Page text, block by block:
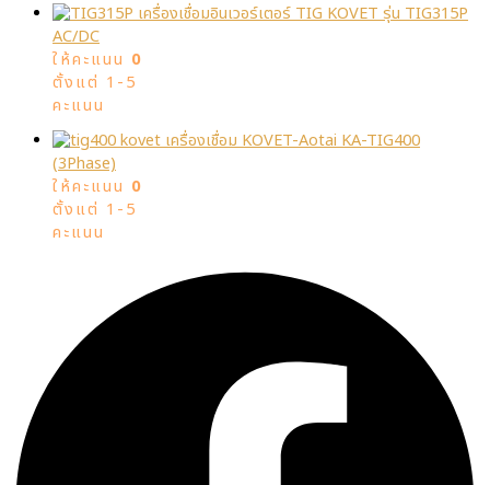
เครื่องเชื่อมอินเวอร์เตอร์ TIG KOVET รุ่น TIG315P
AC/DC
ให้คะแนน 0
ตั้งแต่ 1-5
คะแนน
เครื่องเชื่อม KOVET-Aotai KA-TIG400
(3Phase)
ให้คะแนน 0
ตั้งแต่ 1-5
คะแนน